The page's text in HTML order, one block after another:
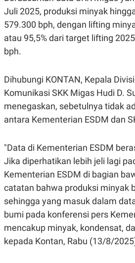
S
A
D
A
T
A
A
G
S
N
A
T
V
P
U
JARINGAN
O
N
T
A
A
A
D
E
R
E
S
S
E
E
A
S
Juli 2025, produksi minyak
579.300 bph, dengan lifting
atau 95,5% dari target lifting
bph.
Dihubungi KONTAN, Kepala
Komunikasi SKK Migas Hudi D.
menegaskan, sebetulnya tidak
antara Kementerian ESDM dan
"Data di Kementerian ESDM
Jika diperhatikan lebih jeli lagi
Kementerian ESDM di bagian
catatan bahwa produksi minyak
sehingga yang masuk dalam
bumi pada konferensi pers
mencakup minyak, kondensat,
kepada Kontan, Rabu (13/8/